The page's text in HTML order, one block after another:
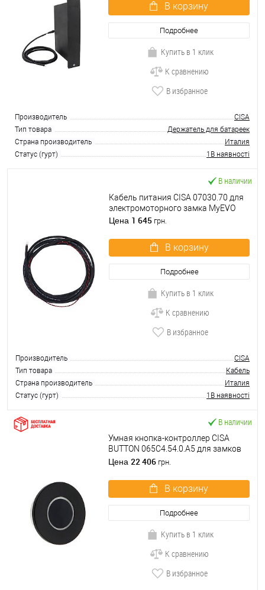
В корзину
Подробнее
Купить в 1 клик
К сравнению
В избранное
Производитель
CISA
Тип товара
Держатель для батареек
Страна производитель
Италия
Статус (гурт)
1В наявності
В наличии
Кабель питания CISA 07030.70 для
электромоторного замка MyEVO
Цена 1 645 грн.
В корзину
Подробнее
Купить в 1 клик
К сравнению
В избранное
Производитель
CISA
Тип товара
Кабель
Страна производитель
Италия
Статус (гурт)
1В наявності
В наличии
Умная кнопка-контроллер CISA
BUTTON 065C4.54.0.A5 для замков
DOMO круглая черная
Цена 22 406 грн.
В корзину
Подробнее
Купить в 1 клик
К сравнению
В избранное